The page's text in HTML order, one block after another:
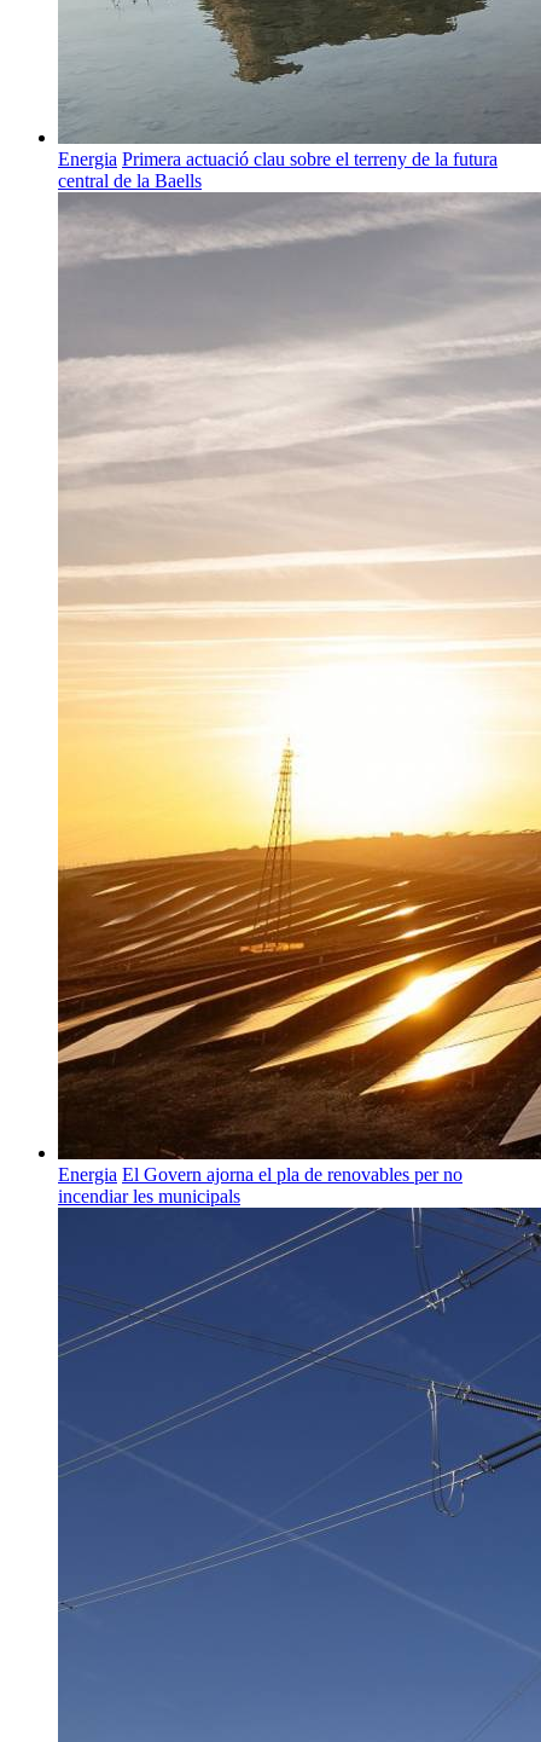
Energia Primera actuació clau sobre el terreny de la futura
central de la Baells
Energia El Govern ajorna el pla de renovables per no
incendiar les municipals